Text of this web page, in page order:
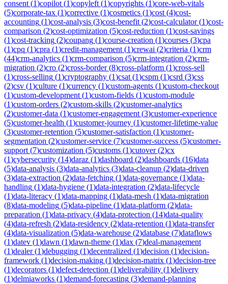
consent (1)copilot (1)copyleft (1)copyrights (1)core-web-vitals
(5)corporate-tax (1)corrective (1)cosmetics (1)cost (4)cost-
accounting (1)cost-analysis (3)cost-benefit (2)cost-calculator(1)cost-
comparison (2)cost-optimization (5)cost-reduction (1)cost-savings
(1)cost-tracking (2)coupang (1)course-creation (1)courses (3)cpa
(1)cpq (1)cpra (1)credit-management (1)crewai (2)criteria (1)crm
(44)crm-analytics (1)crm-comparison (5)crm-integration (2)crm-
migration (2)cro (2)cross-border(8)cross-platform (1)cross-sell
(1)cross-selling (1)cryptography (1)csat (1)cspm (1)csrd (3)css
(2)csv (1)culture (1)currency (1)custom-agents (1)custom-checkout
(1)custom-development (1)custom-fields (1)custom-module
(1)custom-orders (2)custom-skills (2)customer-analytics
(2)customer-data (1)customer-engagement (3)customer-experience
(5)customer-health (1)customer-journey (1)customer-lifetime-value
(3)customer-retention (5)customer-satisfaction (1)customer-
segmentation (2)customer-service (7)customer-success (5)customer-
support (7)customization (5)customs (1)cutover(2)cx
(1)cybersecurity (14)daraz (1)dashboard (2)dashboards (16)data
(5)data-analysis (3)data-analytics (3)data-cleanup (2)data-driven
(3)data-extraction (2)data-fetching (1)data-governance (1)data-
handling (1)data-hygiene (1)data-integration (2)data-lifecycle
(1)data-literacy (1)data-mapping (1)data-mesh (1)data-migration
(8)data-modeling (5)data-pipeline (1)data-platform (2)data-
preparation (1)data-privacy (4)data-protection (14)data-quality
(4)data-refresh (2)data-residency (2)data-retention (1)data-transfer
(4)data-visualization (5)data-warehouse (2)database (7)dataflows
(1)datev (1)dawn (1)dawn-theme (1)dax (7)deal-management
(1)dealer(1)debugging (1)decentralized (1)decision (1)decision-
framework (1)decision-making (1)decision-matrix (1)decision-tree
(1)decorators (1)defect-detection (1)deliverability (1)delivery
(1)delmiaworks (1)demand-forecasting (3)demand-planning